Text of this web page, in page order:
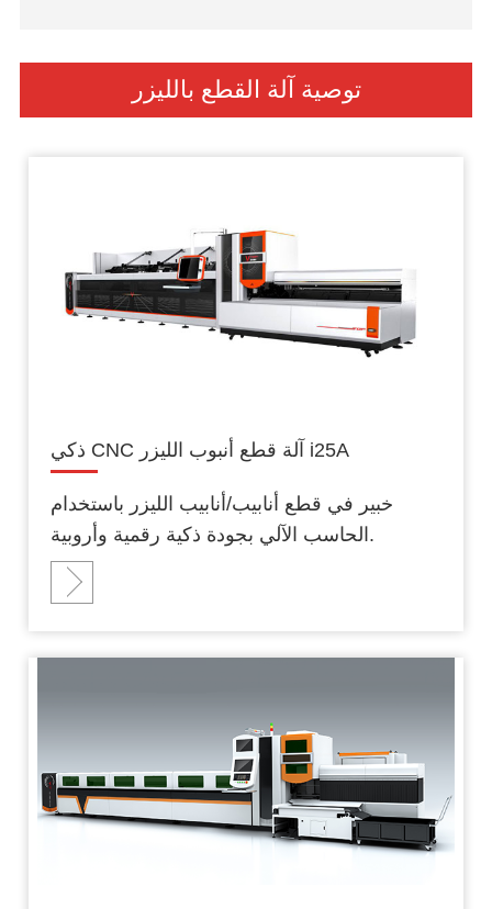
توصية آلة القطع بالليزر
ذكي CNC آلة قطع أنبوب الليزر i25A
خبير في قطع أنابيب/أنابيب الليزر باستخدام
الحاسب الآلي بجودة ذكية رقمية وأروبية.